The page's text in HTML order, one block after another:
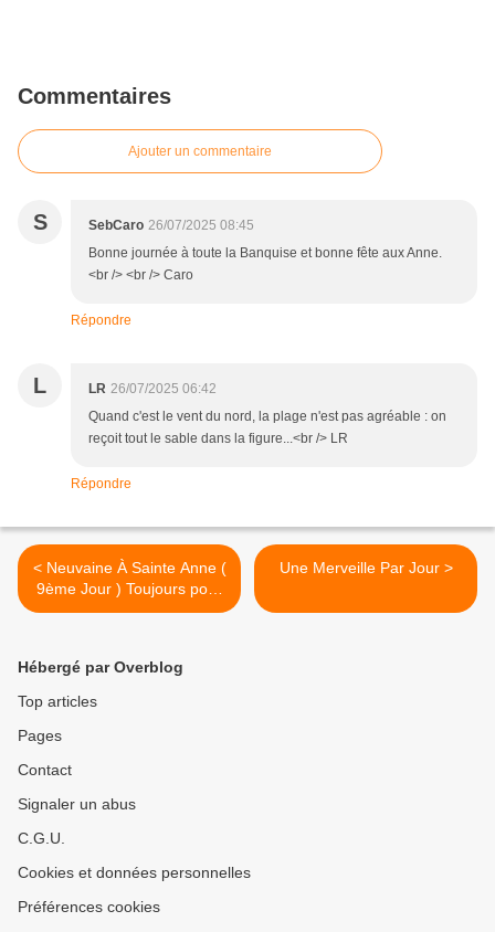
Commentaires
Ajouter un commentaire
S SebCaro 26/07/2025 08:45
Bonne journée à toute la Banquise et bonne fête aux Anne.
<br /> <br /> Caro
Répondre
L LR 26/07/2025 06:42
Quand c'est le vent du nord, la plage n'est pas agréable : on
reçoit tout le sable dans la figure...<br /> LR
Répondre
< Neuvaine À Sainte Anne (
9ème Jour ) Toujours pour
Marguerite .
Une Merveille Par Jour >
Hébergé par Overblog
Top articles
Pages
Contact
Signaler un abus
C.G.U.
Cookies et données personnelles
Préférences cookies